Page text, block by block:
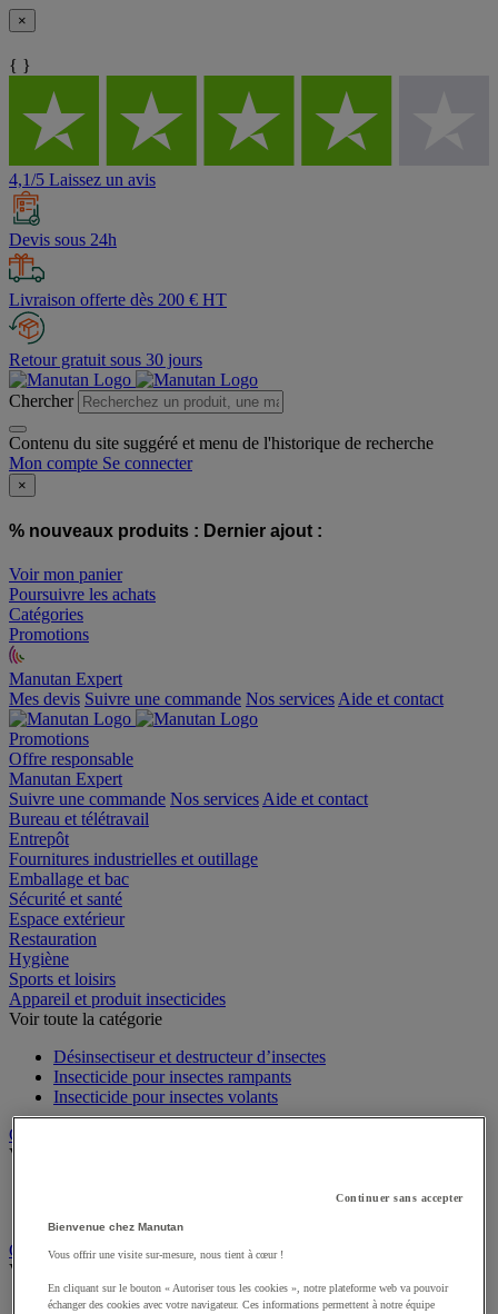
×
{ }
4,1/5 Laissez un avis
Devis sous 24h
Livraison offerte dès 200 € HT
Retour gratuit sous 30 jours
Chercher
Contenu du site suggéré et menu de l'historique de recherche
Mon compte Se connecter
×
% nouveaux produits : Dernier ajout :
Voir mon panier
Poursuivre les achats
Catégories
Promotions
Manutan Expert
offre reconditionnée
Mes devis Suivre une commande Nos services
Promotions
Offre responsable
Manutan Expert
Suivre une commande
Bureau et télétravail
Entrepôt
Fournitures industrielles et outillage
Emballage et bac
Sécurité et santé
Espace extérieur
Restauration
Hygiène
Sports et loisirs
Appareil et produit insecticides
Désinsectiseur et destructeur d’insectes
Insecticide pour insectes rampants
Insecticide pour insectes volants
Chariot à linge et armoire à linge
Sac à linge et accessoires
Chariot de nettoyage
Voir toute la catégorie
Continuer sans accepter
Bienvenue chez Manutan
Vous offrir une visite sur-mesure, nous tient à cœur !
En cliquant sur le bouton « Autoriser tous les cookies », notre plateforme web va pouvoir
échanger des cookies avec votre navigateur. Ces informations permettent à notre équipe